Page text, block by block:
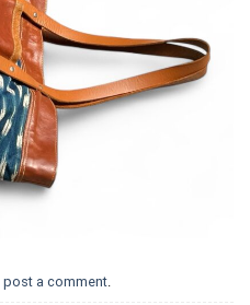
post a comment.